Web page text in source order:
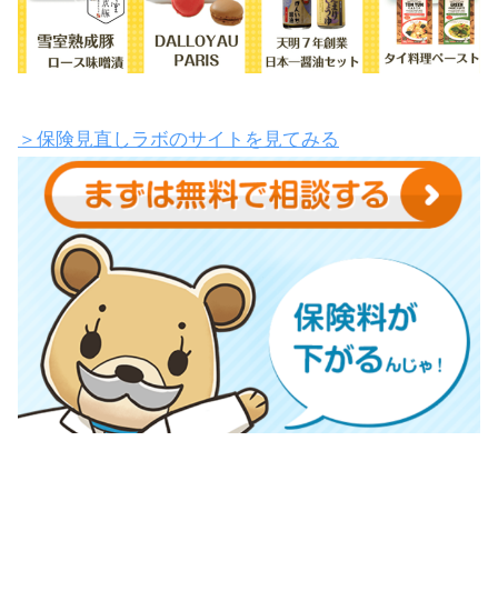
＞保険見直しラボのサイトを見てみる